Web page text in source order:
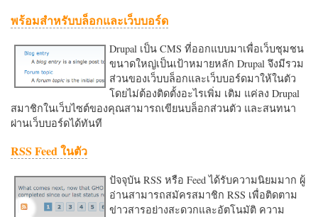
พร้อมสำหรับบล็อกและเว็บบอร์ด
Drupal เป็น CMS ที่ออกแบบมาเพื่อเว็บชุมชน
ขนาดใหญ่เป็นเป้าหมายหลัก Drupal จึงมีรวม
ส่วนของเว็บบล็อกและเว็บบอร์ดมาให้ในตัว
โดยไม่ต้องติดตั้งอะไรเพิ่ม เติม แค่ลง Drupal
สมาชิกในเว็บไซต์ของคุณสามารถเขียนบล็อกส่วนตัว และสนทนา
ผ่านเว็บบอร์ดได้ทันที
RSS Feed ในตัว
ปัจจุบัน RSS หรือ Feed ได้รับความนิยมมาก ผู้
อ่านสามารถสมัครสมาชิก RSS เพื่อติดตาม
ข่าวสารอย่างสะดวกและอัตโนมัติ ความ